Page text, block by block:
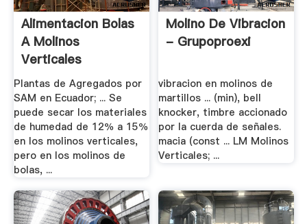
Alimentacion Bolas
A Molinos
Verticales
Plantas de Agregados por
SAM en Ecuador; ... Se
puede secar los materiales
de humedad de 12％ a 15％
en los molinos verticales,
pero en los molinos de
bolas, ...
Molino De Vibracion
- Grupoproexi
vibracion en molinos de
martillos ... (min), bell
knocker, timbre accionado
por la cuerda de señales.
macia (const ... LM Molinos
Verticales; ...